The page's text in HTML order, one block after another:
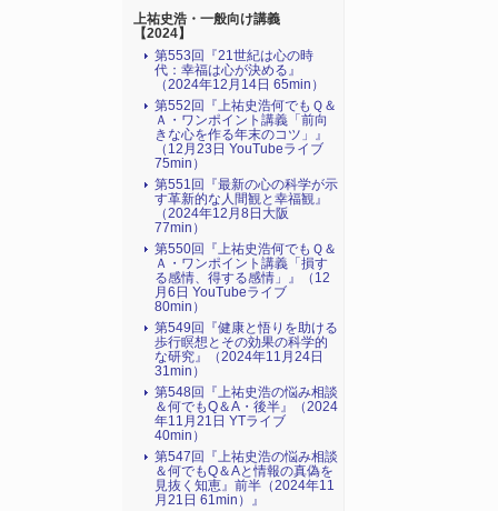
上祐史浩・一般向け講義
【2024】
第553回『21世紀は心の時
代：幸福は心が決める』
（2024年12月14日 65min）
第552回『上祐史浩何でもＱ＆
Ａ・ワンポイント講義「前向
きな心を作る年末のコツ」』
（12月23日 YouTubeライブ
75min）
第551回『最新の心の科学が示
す革新的な人間観と幸福観』
（2024年12月8日大阪
77min）
第550回『上祐史浩何でもＱ＆
Ａ・ワンポイント講義「損す
る感情、得する感情」』（12
月6日 YouTubeライブ
80min）
第549回『健康と悟りを助ける
歩行瞑想とその効果の科学的
な研究』（2024年11月24日
31min）
第548回『上祐史浩の悩み相談
＆何でもQ＆A・後半』（2024
年11月21日 YTライブ
40min）
第547回『上祐史浩の悩み相談
＆何でもQ＆Aと情報の真偽を
見抜く知恵』前半（2024年11
月21日 61min）』